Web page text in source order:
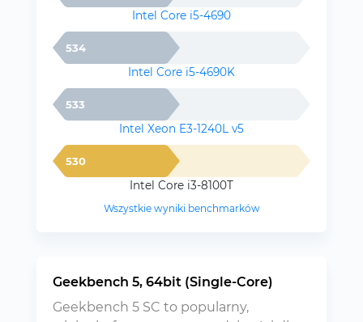
Intel Core i5-4690
534
Intel Core i5-4690K
533
Intel Xeon E3-1240L v5
530
Intel Core i3-8100T
Wszystkie wyniki benchmarków
Geekbench 5, 64bit (Single-Core)
Geekbench 5 SC to popularny,